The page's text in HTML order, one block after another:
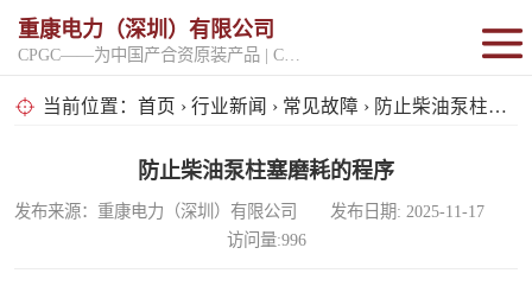
重康电力（深圳）有限公司
当前位置： 首页 › 行业新闻 › 常见故障 › 防止柴油泵柱塞磨耗的程序
防止柴油泵柱塞磨耗的程序
发布来源：重康电力（深圳）有限公司 发布日期: 2025-11-17
访问量:996
固定开架式
移动电站